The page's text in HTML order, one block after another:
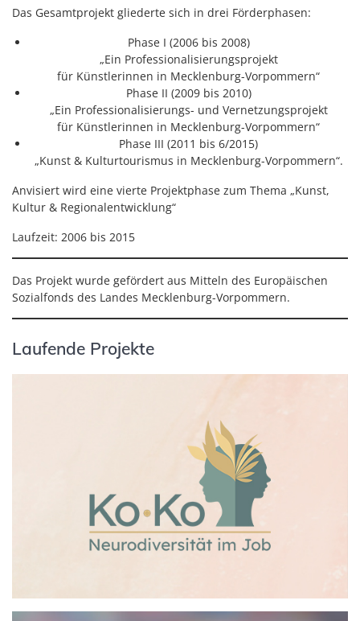
Das Gesamtprojekt gliederte sich in drei Förderphasen:
Phase I (2006 bis 2008)
„Ein Professionalisierungsprojekt
für Künstlerinnen in Mecklenburg-Vorpommern“
Phase II (2009 bis 2010)
„Ein Professionalisierungs- und Vernetzungsprojekt
für Künstlerinnen in Mecklenburg-Vorpommern“
Phase III (2011 bis 6/2015)
„Kunst & Kulturtourismus in Mecklenburg-Vorpommern“.
Anvisiert wird eine vierte Projektphase zum Thema „Kunst,
Kultur & Regionalentwicklung“
Laufzeit: 2006 bis 2015
Das Projekt wurde gefördert aus Mitteln des Europäischen
Sozialfonds des Landes Mecklenburg-Vorpommern.
Laufende Projekte